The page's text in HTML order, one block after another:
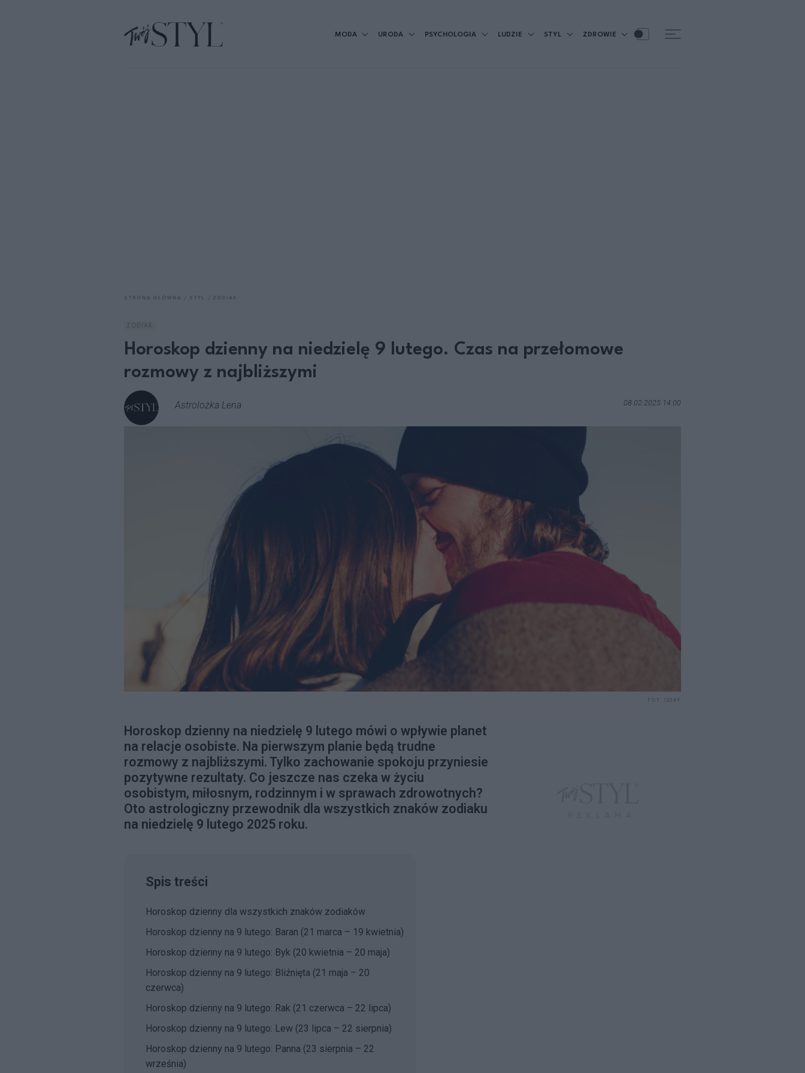
MODA URODA PSYCHOLOGIA LUDZIE STYL ZDROWIE
Horoskop dzienny na niedzielę 9 lutego. Czas na przełomowe
rozmowy z najbliższymi
Astrolożka Lena 08.02.2025 14:00
Horoskop dzienny na niedzielę 9 lutego mówi o wpływie planet
na relacje osobiste. Na pierwszym planie będą trudne
rozmowy z najbliższymi. Tylko zachowanie spokoju przyniesie
pozytywne rezultaty. Co jeszcze nas czeka w życiu
osobistym, miłosnym, rodzinnym i w sprawach zdrowotnych?
Oto astrologiczny przewodnik dla wszystkich znaków zodiaku
na niedzielę 9 lutego 2025 roku.
Spis treści
Horoskop dzienny dla wszystkich znaków zodiaków
Horoskop dzienny na 9 lutego: Baran (21 marca – 19 kwietnia)
Horoskop dzienny na 9 lutego: Byk (20 kwietnia – 20 maja)
Horoskop dzienny na 9 lutego: Bliźnięta (21 maja – 20
czerwca)
Horoskop dzienny na 9 lutego: Rak (21 czerwca – 22 lipca)
Horoskop dzienny na 9 lutego: Lew (23 lipca – 22 sierpnia)
Horoskop dzienny na 9 lutego: Panna (23 sierpnia – 22
września)